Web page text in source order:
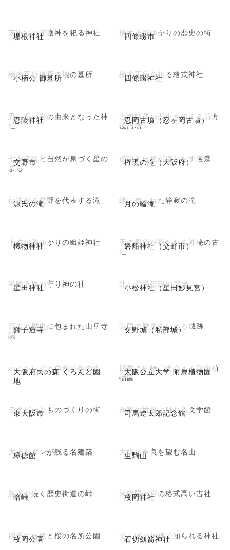
堤根神社
茨田堤の守護神を祀る神社 四條畷市
楠木正行ゆかりの歴史の街
小楠公 御墓所
楠木正行終焉の地の墓所 四條畷神社
楠木正行を祀る格式神社
忍陵神社
忍ケ丘の名の由来となった神
社
忍岡古墳（忍ヶ岡古墳）
古墳時代の歴史を伝える前方
後円墳
交野市
七夕伝説と自然が息づく星の
まち
権現の滝（大阪府）
伝説と自然が織りなす名瀑
源氏の滝
伝説残る交野を代表する滝 月の輪滝
緑に包まれた静寂の滝
機物神社
七夕伝説ゆかりの織姫神社 磐船神社（交野市）
天の磐船が横たわる神秘の古
社
星田神社
星降る里の守り神の社 小松神社（星田妙見宮）
北斗七星伝説の霊場
獅子窟寺
巨岩と歴史に包まれた山岳寺
院
交野城（私部城）
戦国の歴史を伝える城跡
大阪府民の森 くろんど園
地
ハイキングと自然満喫の森 大阪公立大学 附属植物園
四季の植物に出会える学術植
物園
東大阪市
ラグビーとものづくりの街 司馬遼太郎記念館
作家の世界に触れる文学館
樟徳館
大正モダンが残る名建築 生駒山
大阪と奈良を望む名山
暗峠
急坂が続く歴史街道の峠 枚岡神社
河内国一宮の格式高い古社
枚岡公園
四季の自然と桜の名所公園 石切劔箭神社
でんぼの神様で知られる神社